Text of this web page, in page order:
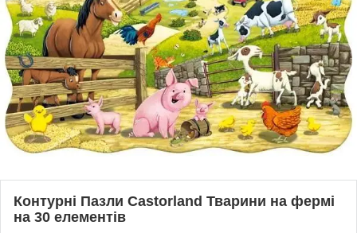
Контурні Пазли Castorland Тварини на фермі
на 30 елементів